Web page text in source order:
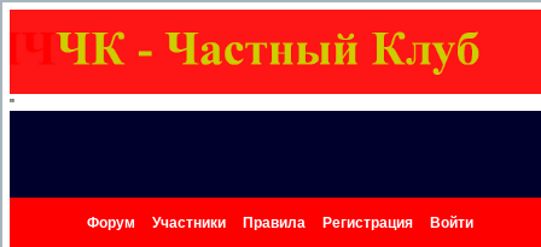
"
Форум Участники Правила Регистрация Войти